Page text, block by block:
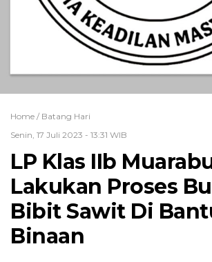
Home / Batang Hari
Senin, 17 Juli 2023 - 13:31 WIB
LP Klas IIb
Lakukan Proses
Bibit Sawit Di
Binaan